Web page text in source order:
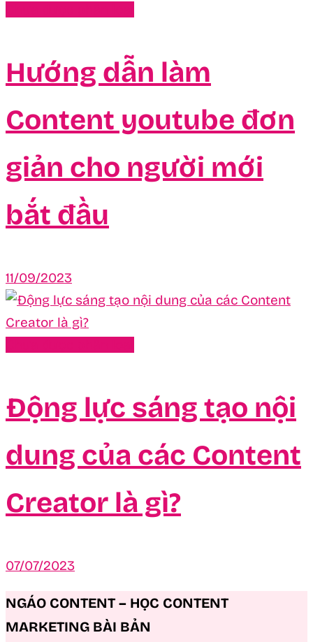
Hướng dẫn làm
Content youtube đơn
giản cho người mới
bắt đầu
11/09/2023
Động lực sáng tạo nội
dung của các Content
Creator là gì?
07/07/2023
NGÁO CONTENT – HỌC CONTENT
MARKETING BÀI BẢN